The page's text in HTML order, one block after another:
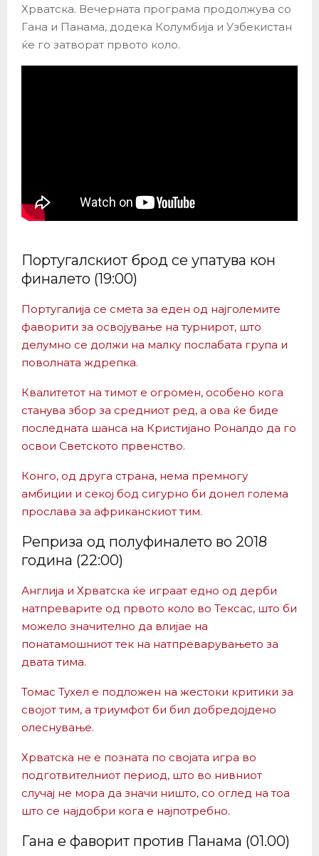
Хрватска. Вечерната програма продолжува со
Гана и Панама, додека Колумбија и Узбекистан
ќе го затворат првото коло.
Португалскиот брод се упатува кон
финалето (19:00)
Португалија се смета за еден од најголемите
фаворити за освојување на турнирот, што
делумно се должи на малку послабата група и
поволната ждрепка.
Квалитетот на тимот е огромен, особено кога
станува збор за средниот ред, а ова ќе биде
последната шанса на Кристијано Роналдо да го
освои Светското првенство.
Конго, од друга страна, нема премногу
амбиции и секој бод сигурно би донел голема
прослава за африканскиот тим.
Реприза од полуфиналето во 2018
година (22:00)
Англија и Хрватска ќе играат едно од дерби
натпреварите од првото коло во Тексас, што би
можело значително да влијае на
понатамошниот тек на натпреварувањето за
двата тима.
Томас Тухел е подложен на жестоки критики за
својот тим, а триумфот би бил добредојдено
олеснување.
Хрватска не е позната по својата игра во
подготвителниот период, што во нивниот
случај не мора да значи ништо, со оглед на тоа
што се најдобри кога е најпотребно.
Гана е фаворит против Панама (01.00)